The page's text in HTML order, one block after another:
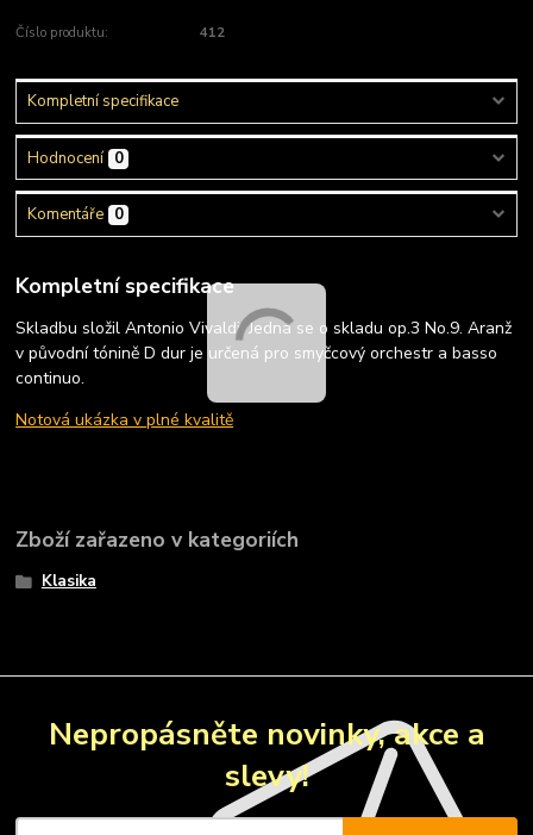
Číslo produktu: 412
Kompletní specifikace
Hodnocení 0
Komentáře 0
Kompletní specifikace
Skladbu složil Antonio Vivaldi. Jedná se o skladu op.3 No.9. Aranž
v původní tónině D dur je určená pro smyčcový orchestr a basso
continuo.
Notová ukázka v plné kvalitě
Zboží zařazeno v kategoriích
Klasika
Nepropásněte novinky, akce a
slevy!